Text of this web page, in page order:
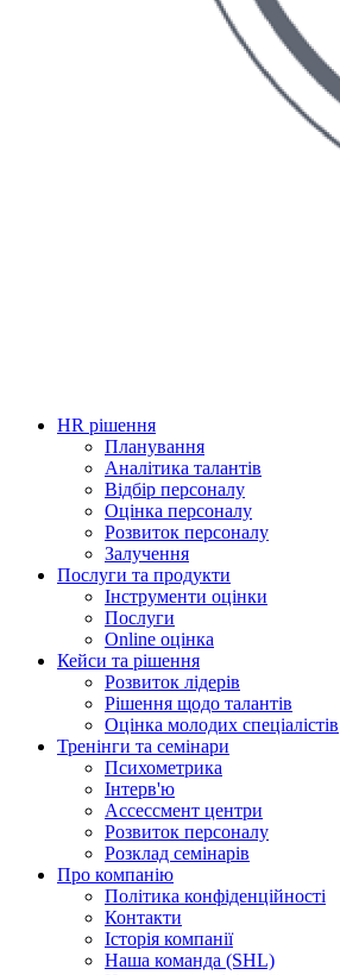
HR рішення
Планування
Аналітика талантів
Відбір персоналу
Оцінка персоналу
Розвиток персоналу
Залучення
Послуги та продукти
Інструменти оцінки
Послуги
Online оцінка
Кейси та рішення
Розвиток лідерів
Рішення щодо талантів
Оцінка молодих спеціалістів
Тренінги та семінари
Психометрика
Iнтерв'ю
Ассессмент центри
Розвиток персоналу
Розклад семінарів
Про компанію
Політика конфіденційності
Контакти
Історія компанії
Наша команда (SHL)